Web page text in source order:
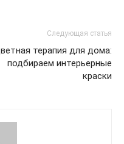
Следующая статья
терапия для дома:
подбираем интерьерные
краски